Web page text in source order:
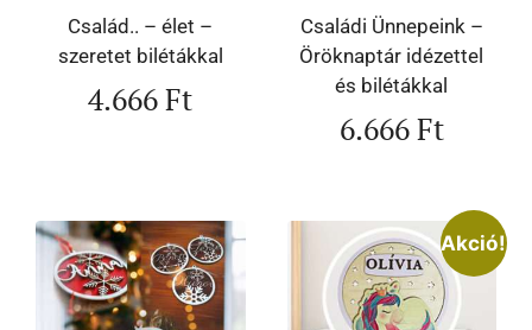
Család.. – élet –
szeretet bilétákkal
4.666Ft
Családi Ünnepeink –
Öröknaptár idézettel
és bilétákkal
6.666Ft
Akció!